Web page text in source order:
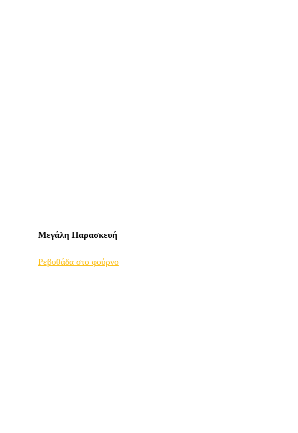
Μεγάλη Παρασκευή
Ρεβυθάδα στο φούρνο